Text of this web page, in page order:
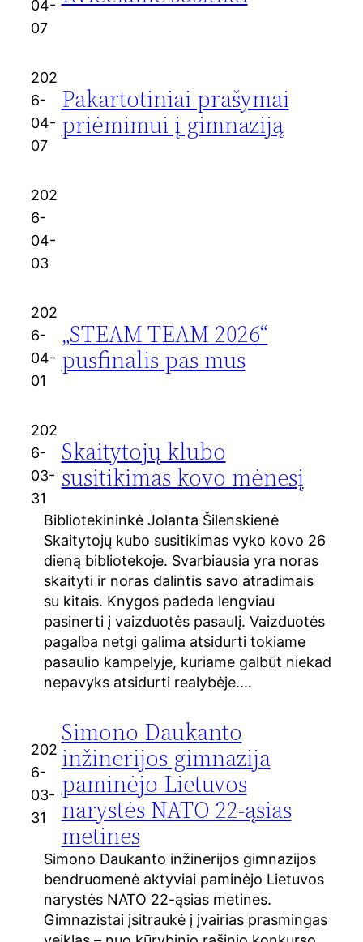
04-
07
202
6-
04-
07
Pakartotiniai prašymai
priėmimui į gimnaziją
202
6-
04-
03
202
6-
04-
01
„STEAM TEAM 2026“
pusfinalis pas mus
202
6-
03-
31
Skaitytojų klubo
susitikimas kovo mėnesį
Bibliotekininkė Jolanta Šilenskienė
Skaitytojų kubo susitikimas vyko kovo 26
dieną bibliotekoje. Svarbiausia yra noras
skaityti ir noras dalintis savo atradimais
su kitais. Knygos padeda lengviau
pasinerti į vaizduotės pasaulį. Vaizduotės
pagalba netgi galima atsidurti tokiame
pasaulio kampelyje, kuriame galbūt niekad
nepavyks atsidurti realybėje.…
202
6-
03-
31
Simono Daukanto
inžinerijos gimnazija
paminėjo Lietuvos
narystės NATO 22-ąsias
metines
Simono Daukanto inžinerijos gimnazijos
bendruomenė aktyviai paminėjo Lietuvos
narystės NATO 22-ąsias metines.
Gimnazistai įsitraukė į įvairias prasmingas